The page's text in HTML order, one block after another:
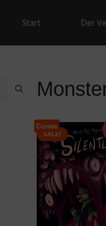
Start Der
SALE!
Comic